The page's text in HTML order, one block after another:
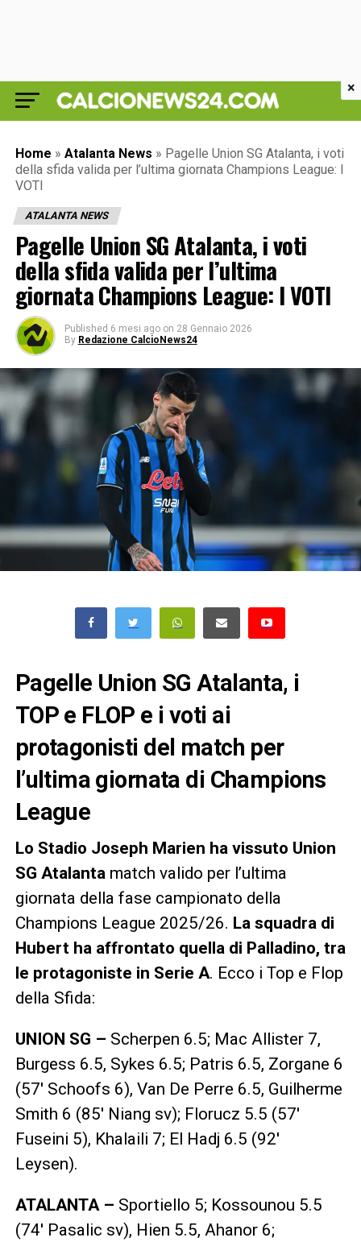
Home » Atalanta News » Pagelle Union SG Atalanta, i voti
della sfida valida per l’ultima giornata Champions League: I
VOTI
ATALANTA NEWS
Pagelle Union SG Atalanta, i voti
della sfida valida per l’ultima
giornata Champions League: I VOTI
Published 6 mesi ago on 28 Gennaio 2026
By Redazione CalcioNews24
Pagelle Union SG Atalanta, i
TOP e FLOP e i voti ai
protagonisti del match per
l’ultima giornata di Champions
League
Lo Stadio Joseph Marien ha vissuto Union
SG Atalanta match valido per l’ultima
giornata della fase campionato della
Champions League 2025/26. La squadra di
Hubert ha affrontato quella di Palladino, tra
le protagoniste in Serie A. Ecco i Top e Flop
della Sfida:
UNION SG – Scherpen 6.5; Mac Allister 7,
Burgess 6.5, Sykes 6.5; Patris 6.5, Zorgane 6
(57′ Schoofs 6), Van De Perre 6.5, Guilherme
Smith 6 (85′ Niang sv); Florucz 5.5 (57′
Fuseini 5), Khalaili 7; El Hadj 6.5 (92′
Leysen).
ATALANTA – Sportiello 5; Kossounou 5.5
(74′ Pasalic sv), Hien 5.5, Ahanor 6;
×